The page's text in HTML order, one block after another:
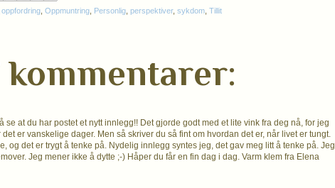
oppfordring Oppmuntring Personlig perspektiver, sykdom Tillit
kommentarer:
se at du har postet et nytt innlegg!! Det gjorde godt med et lite vink fra deg nå, for jeg
er vanskelige dager. Men så skriver du så fint om hvordan det er, når livet er tungt.
og det er trygt å tenke på. Nydelig innlegg syntes jeg, det gav meg litt å tenke på. Jeg
Jeg mener ikke å dytte ;-) Håper du får en fin dag i dag. Varm klem fra Elena